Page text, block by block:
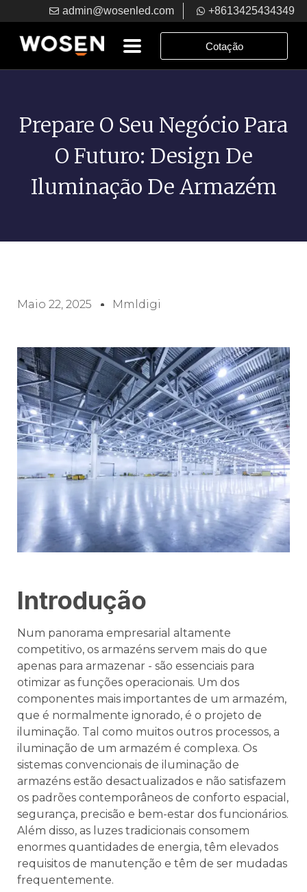
admin@wosenled.com +8613425434349
Cotação
Prepare O Seu Negócio Para
O Futuro: Design De
Iluminação De Armazém
Maio 22, 2025 Mmldigi
Introdução
Num panorama empresarial altamente
competitivo, os armazéns servem mais do que
apenas para armazenar - são essenciais para
otimizar as funções operacionais. Um dos
componentes mais importantes de um armazém,
que é normalmente ignorado, é o projeto de
iluminação. Tal como muitos outros processos, a
iluminação de um armazém é complexa. Os
sistemas convencionais de iluminação de
armazéns estão desactualizados e não satisfazem
os padrões contemporâneos de conforto espacial,
segurança, precisão e bem-estar dos funcionários.
Além disso, as luzes tradicionais consomem
enormes quantidades de energia, têm elevados
requisitos de manutenção e têm de ser mudadas
frequentemente.